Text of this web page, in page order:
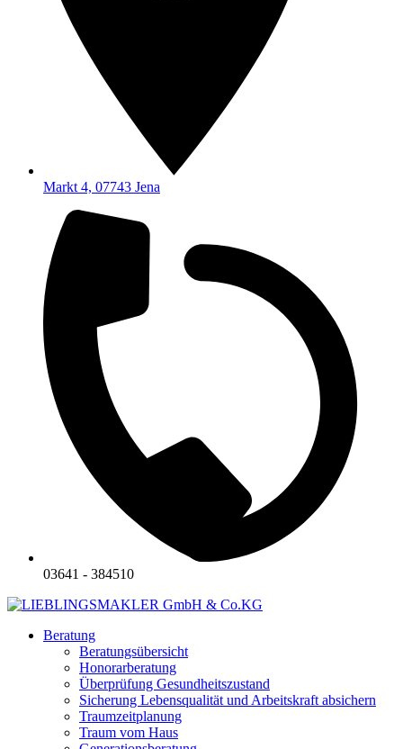
Markt 4, 07743 Jena
03641 - 384510
Beratung
Beratungsübersicht
Honorarberatung
Überprüfung Gesundheitszustand
Sicherung Lebensqualität und Arbeitskraft absichern
Traumzeitplanung
Traum vom Haus